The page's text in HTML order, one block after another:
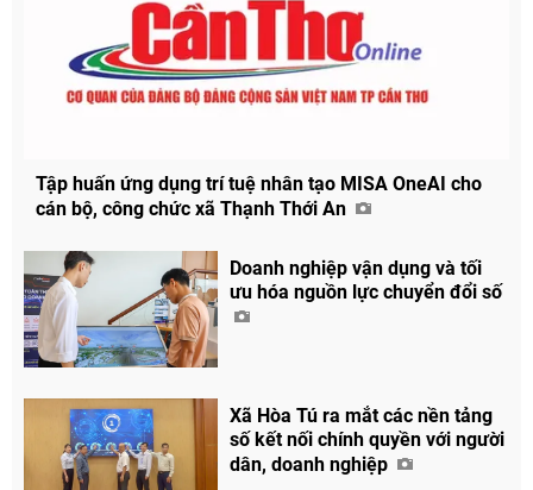
Tập huấn ứng dụng trí tuệ nhân tạo MISA OneAI cho
cán bộ, công chức xã Thạnh Thới An
Doanh nghiệp vận dụng và tối
ưu hóa nguồn lực chuyển đổi số
Xã Hòa Tú ra mắt các nền tảng
số kết nối chính quyền với người
dân, doanh nghiệp